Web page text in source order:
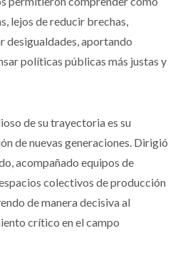
lejos de reducir brechas,
aportando
políticas públicas más justas y
de su trayectoria es su
de nuevas generaciones. Dirigió
acompañado equipos de
colectivos de producción
de manera decisiva al
crítico en el campo